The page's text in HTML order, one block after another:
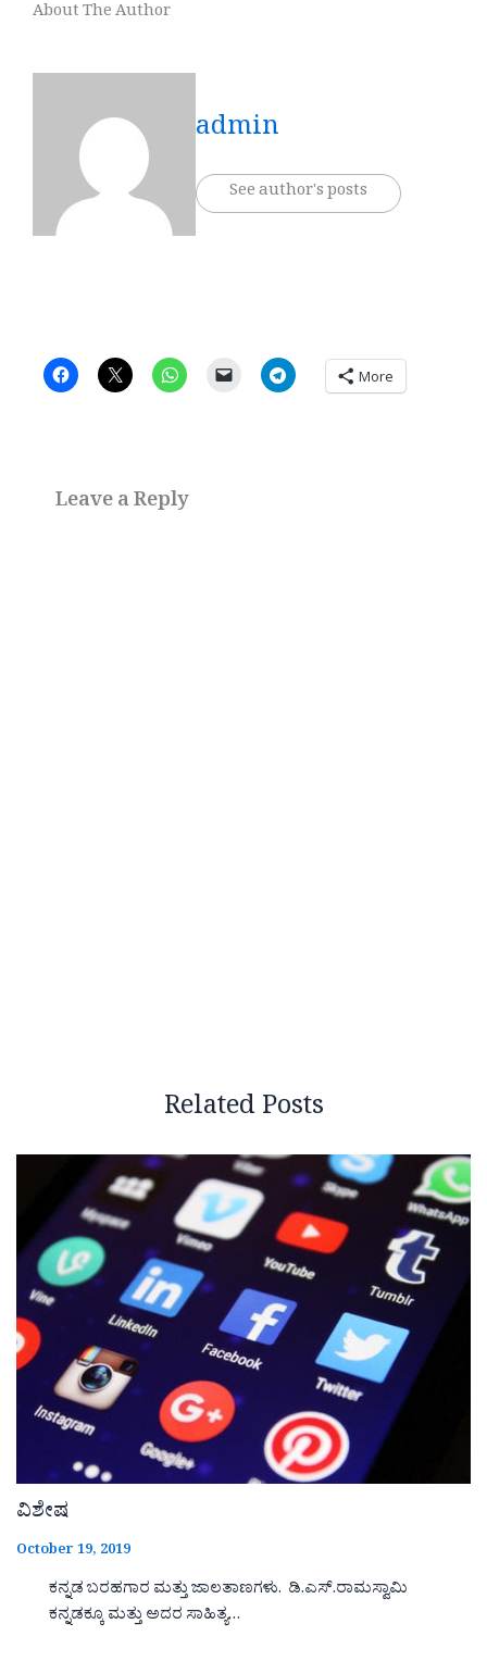
About The Author
admin
See author's posts
More
Leave a Reply
Related Posts
ವಿಶೇಷ
October 19, 2019
ಕನ್ನಡ ಬರಹಗಾರ ಮತ್ತು ಜಾಲತಾಣಗಳು. ಡಿ.ಎಸ್.ರಾಮಸ್ವಾಮಿ
ಕನ್ನಡಕ್ಕೂ ಮತ್ತು ಅದರ ಸಾಹಿತ್ಯ…